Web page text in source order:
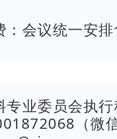
：会议统一安
专业委员会执
（微